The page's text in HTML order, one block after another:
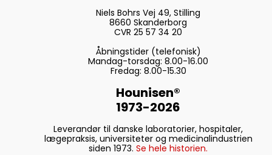
Niels Bohrs Vej 49, Stilling
8660 Skanderborg
CVR 25 57 34 20
Åbningstider (telefonisk)
Mandag-torsdag: 8.00-16.00
Fredag: 8.00-15.30
Hounisen®
1973-2026
Leverandør til danske laboratorier, hospitaler,
lægepraksis, universiteter og medicinalindustrien
siden 1973. Se hele historien.